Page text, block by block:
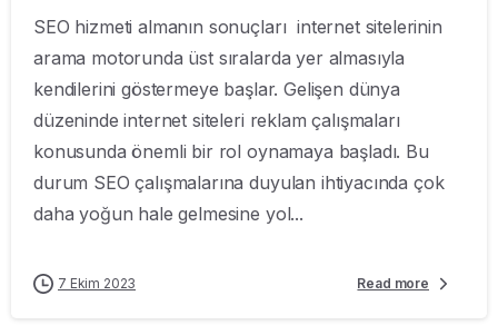
SEO hizmeti almanın sonuçları internet sitelerinin
arama motorunda üst sıralarda yer almasıyla
kendilerini göstermeye başlar. Gelişen dünya
düzeninde internet siteleri reklam çalışmaları
konusunda önemli bir rol oynamaya başladı. Bu
durum SEO çalışmalarına duyulan ihtiyacında çok
daha yoğun hale gelmesine yol...
7 Ekim 2023 Read more